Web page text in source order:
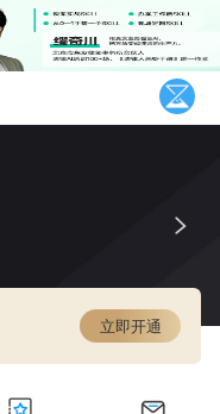
立即开通